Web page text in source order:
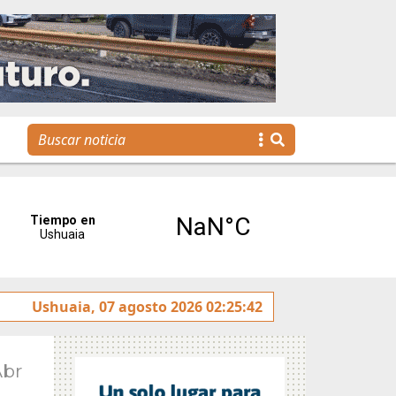
Se realizó la reunión de Labor Parlamentaria previa a la
Ushuaia, 07 agosto 2026 02:25:42